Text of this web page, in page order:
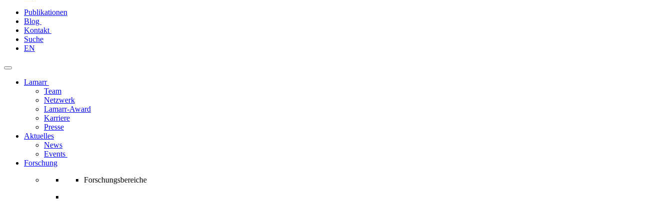
Zum
Inhalt
springen
Publikationen
Blog
Kontakt
Suche
EN
Lamarr
Team
Netzwerk
Lamarr-Award
Karriere
Presse
Aktuelles
News
Events
Forschung
Forschungsbereiche